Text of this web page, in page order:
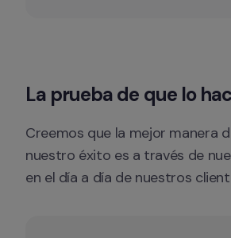
La prueba de que lo
Creemos que la mejor manera
nuestro éxito es a través de
en el día a día de nuestros